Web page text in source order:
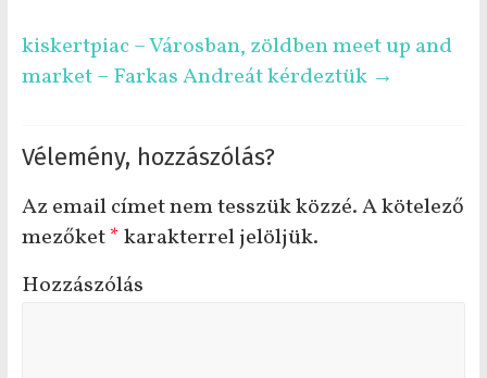
kiskertpiac – Városban, zöldben meet up and
market – Farkas Andreát kérdeztük →
Vélemény, hozzászólás?
Az email címet nem tesszük közzé.A kötelező
mezőket*karakterrel jelöljük.
Hozzászólás